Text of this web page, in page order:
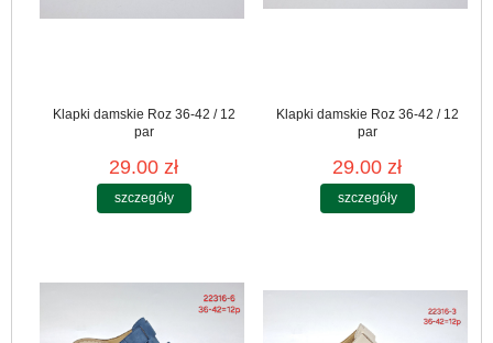
Klapki damskie Roz 36-42 / 12
par
29.00 zł
szczegóły
Klapki damskie Roz 36-42 / 12
par
29.00 zł
szczegóły